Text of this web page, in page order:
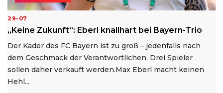
29-07
„Keine Zukunft“: Eberl knallhart bei Bayern-Trio
Der Kader des FC Bayern ist zu groß – jedenfalls nach
dem Geschmack der Verantwortlichen. Drei Spieler
sollen daher verkauft werden.Max Eberl macht keinen
Hehl...